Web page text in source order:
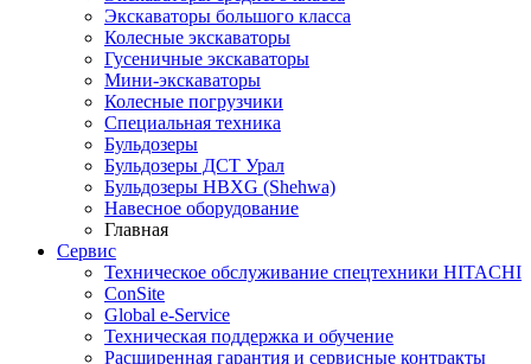
Экскаваторы большого класса
Колесные экскаваторы
Гусеничные экскаваторы
Мини-экскаваторы
Колесные погрузчики
Специальная техника
Бульдозеры
Бульдозеры ДСТ Урал
Бульдозеры HBXG (Shehwa)
Навесное оборудование
Главная
Сервис
Техническое обслуживание спецтехники HITACHI
ConSite
Global e-Service
Техническая поддержка и обучение
Расширенная гарантия и сервисные контракты